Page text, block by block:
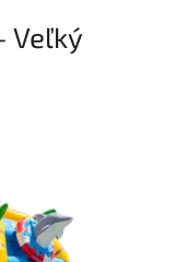
Veľký